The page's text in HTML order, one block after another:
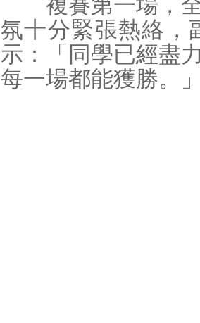
氛十分緊張熱絡，
示：「同學已經盡
每一場都能獲勝。